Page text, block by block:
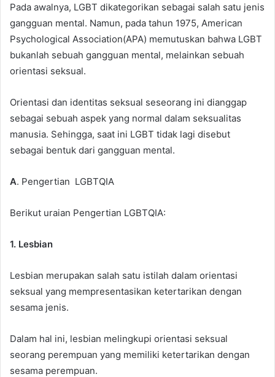
Pada awalnya, LGBT dikategorikan sebagai salah satu jenis
gangguan mental. Namun, pada tahun 1975, American
Psychological Association(APA) memutuskan bahwa LGBT
bukanlah sebuah gangguan mental, melainkan sebuah
orientasi seksual.
Orientasi dan identitas seksual seseorang ini dianggap
sebagai sebuah aspek yang normal dalam seksualitas
manusia. Sehingga, saat ini LGBT tidak lagi disebut
sebagai bentuk dari gangguan mental.
A. Pengertian LGBTQIA
Berikut uraian Pengertian LGBTQIA:
1. Lesbian
Lesbian merupakan salah satu istilah dalam orientasi
seksual yang mempresentasikan ketertarikan dengan
sesama jenis.
Dalam hal ini, lesbian melingkupi orientasi seksual
seorang perempuan yang memiliki ketertarikan dengan
sesama perempuan.